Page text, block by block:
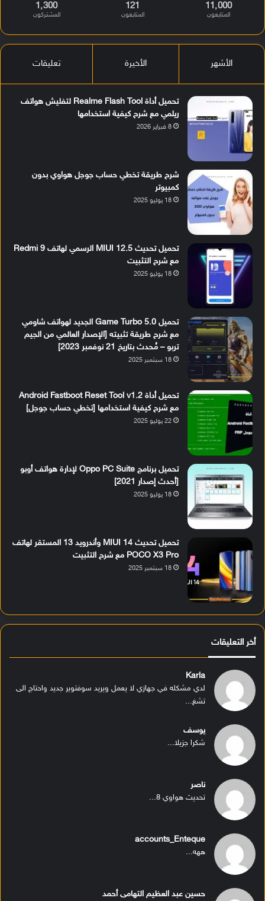
11٬000
المتابعون
121
المتابعون
1٬300
المشتركون
الأشهر الأخيرة تعليقات
تحميل أداة Realme Flash Tool لتفليش هواتف
ريلمي مع شرح كيفية استخدامها
8 فبراير 2026
شرح طريقة تخطي حساب جوجل هواوي بدون
كمبيوتر
18 يوليو 2025
تحميل تحديث MIUI 12.5 الرسمي لهاتف Redmi 9
مع شرح التثبيت
18 يوليو 2025
تحميل Game Turbo 5.0 الجديد لهواتف شاومي
مع شرح طريقة تثبيته [الإصدار العالمي من الجيم
تربو – مُحدث بتاريخ 21 نوفمبر 2023]
18 سبتمبر 2025
تحميل أداة Android Fastboot Reset Tool v1.2
مع شرح كيفية استخدامها [تخطي حساب جوجل]
22 يوليو 2025
تحميل برنامج Oppo PC Suite لإدارة هواتف أوبو
[أحدث إصدار 2021]
18 يوليو 2025
تحميل تحديث MIUI 14 وأندرويد 13 المستقر لهاتف
POCO X3 Pro مع شرح التثبيت
18 سبتمبر 2025
أخر التعليقات
Karla
لدي مشكله في جهازي لا يعمل ويريد سوفتوير جديد واحتاج الى
تشغ...
يوسف
شكرا جزيلا...
ناصر
تحديث هواوي 8...
accounts_Enteque
ههه...
حسين عبد العظيم التهامى أحمد